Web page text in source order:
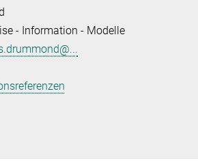
- Information - Modelle